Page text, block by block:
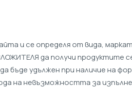
и се определя от вида,
да получи продуктите
бъде удължен при наличие на
на невъзможността за